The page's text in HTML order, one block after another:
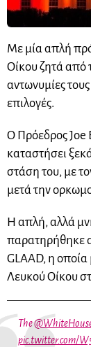
Με μία απλή
Οίκου ζητά από
αντωνυμίες
επιλογές.
Ο Πρόεδρος Joe
καταστήσει
στάση του, με
μετά την
Η απλή, αλλά
παρατηρήθηκε
GLAAD, η οποία
Λευκού Οίκου
The
pic.twitter.com/